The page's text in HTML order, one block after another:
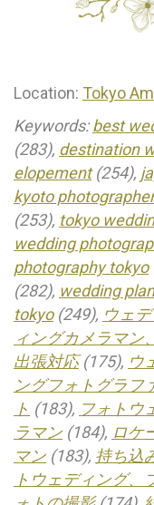
Location: Tokyo
Keywords:best
(283), destination
elopement(254),
kyoto
(253), tokyo
wedding
photography tokyo
(282), wedding
tokyo(249), ウェ
ィングカメラマン
出張対応(175), ウ
ングフォトグラフ
ト (183), フォトウ
ラマン(184), ロケ
マン(183), 持ち込
トウェディング